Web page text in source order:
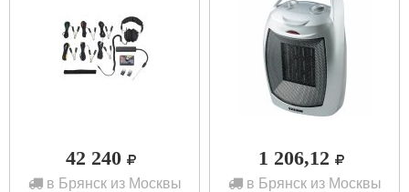
42 240
в Брянск из Москвы
1 206,12
в Брянск из Москвы